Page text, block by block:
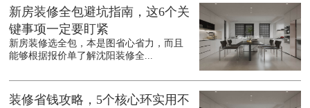
新房装修全包避坑指南，这6个关
键事项一定要盯紧
新房装修选全包，本是图省心省力，而且
能够根据报价单了解沈阳装修全...
装修省钱攻略，5个核心环实用不